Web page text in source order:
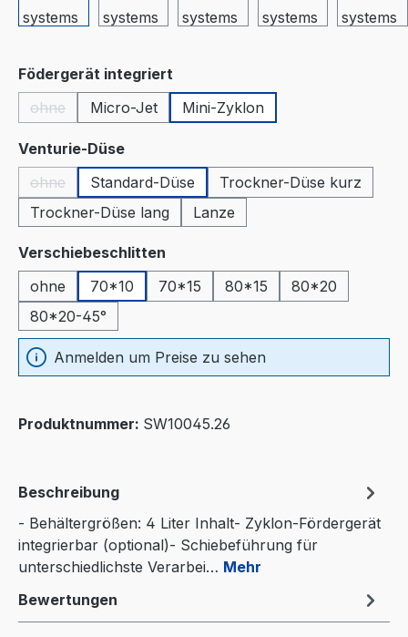
Födergerät integriert
ohne
(Diese Option ist zurzeit nicht verfügbar.)
Micro-Jet Mini-Zyklon
Venturie-Düseauswählen
ohne
(Diese Option ist zurzeit nicht verfügbar.)
Standard-Düse
Trockner-Düse kurz
Trockner-Düse lang
Lanze
Verschiebeschlitten
ohne
70*10 70*15 80*15
80*20
80*20-45°
Anmelden um Preise zu sehen
Produktnummer: SW10045.26
Beschreibung
- Behältergrößen: 4 Liter Inhalt- Zyklon-Fördergerät
integrierbar (optional)- Schiebeführung für
unterschiedlichste Verarbei… Mehr
Bewertungen